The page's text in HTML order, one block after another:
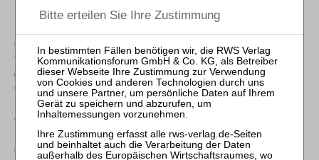
11.11.2026: Mitarbeiter-Webinar Vertiefung der Bearbeitung der
07.10.2026: Mitarbeiter-Webinar Einführung in die Bearbeitung
der Insolvenztabelle
05.08.2026: Mitarbeiter-Webinar Vertiefung der Bearbeitung
der Insolvenztabelle
14.07.2026: Mitarbeiter-Webinar Einführung in die Bearbeitung
der Insolvenztabelle
10.03.2026: Mitarbeiter-Webinar Einführung in die Bearbeitung
der Insolvenztabelle